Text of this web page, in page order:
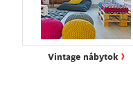
Vintage nábytok ›